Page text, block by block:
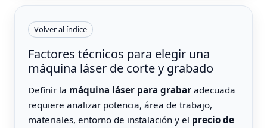
Volver al índice
Factores técnicos para elegir una
máquina láser de corte y grabado
Definir la máquina láser para grabar adecuada
requiere analizar potencia, área de trabajo,
materiales, entorno de instalación y el precio de